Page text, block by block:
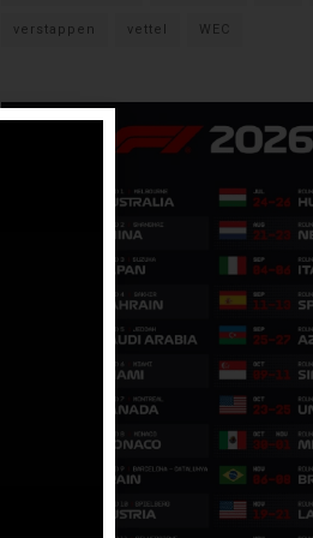
verstappen vettel WEC